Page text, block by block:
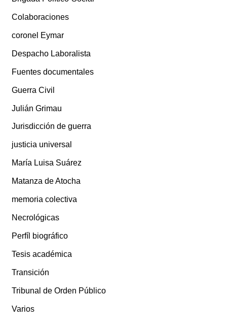
Colaboraciones
coronel Eymar
Despacho Laboralista
Fuentes documentales
Guerra Civil
Julián Grimau
Jurisdicción de guerra
justicia universal
María Luisa Suárez
Matanza de Atocha
memoria colectiva
Necrológicas
Perfíl biográfico
Tesis académica
Transición
Tribunal de Orden Público
Varios